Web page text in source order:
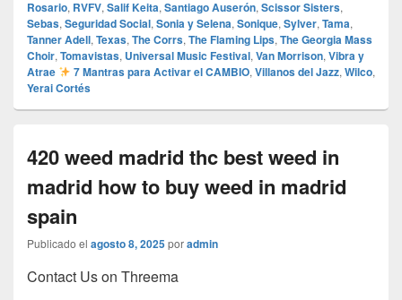
Rosario, RVFV, Salif Keita, Santiago Auserón, Scissor Sisters,
Sebas, Seguridad Social, Sonia y Selena, Sonique, Sylver, Tama,
Tanner Adell, Texas, The Corrs, The Flaming Lips, The Georgia Mass
Choir, Tomavistas, Universal Music Festival, Van Morrison, Vibra y
Atrae
7 Mantras para Activar el CAMBIO, Villanos del Jazz, Wilco,
Yerai Cortés
420 weed madrid thc best weed in
madrid how to buy weed in madrid
spain
Publicado el agosto 8, 2025poradmin
Contact Us on Threema